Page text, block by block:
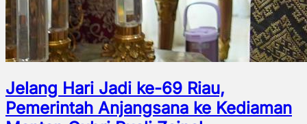
Jelang Hari Jadi ke-69 Riau,
Pemerintah Anjangsana ke Kediaman